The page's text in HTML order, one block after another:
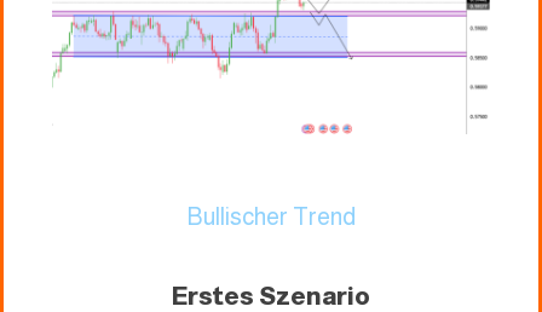
Bullischer Trend
Erstes Szenario